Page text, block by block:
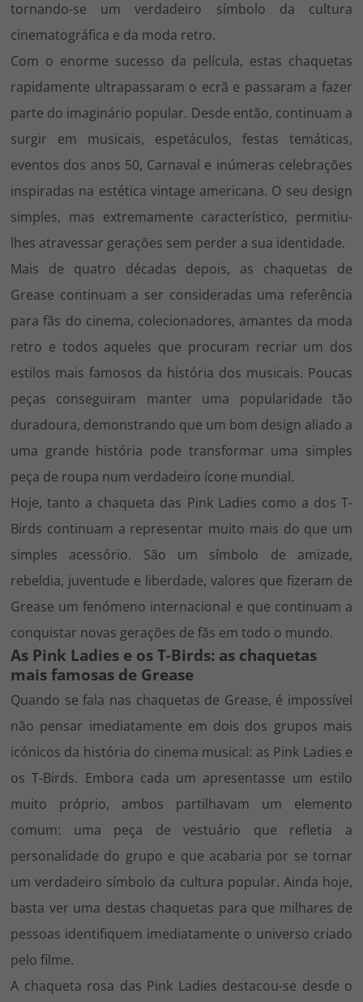
tornando-se um verdadeiro símbolo da cultura
cinematográfica e da moda retro.
Com o enorme sucesso da película, estas chaquetas
rapidamente ultrapassaram o ecrã e passaram a fazer
parte do imaginário popular. Desde então, continuam a
surgir em musicais, espetáculos, festas temáticas,
eventos dos anos 50, Carnaval e inúmeras celebrações
inspiradas na estética vintage americana. O seu design
simples, mas extremamente característico, permitiu-
lhes atravessar gerações sem perder a sua identidade.
Mais de quatro décadas depois, as chaquetas de
Grease continuam a ser consideradas uma referência
para fãs do cinema, colecionadores, amantes da moda
retro e todos aqueles que procuram recriar um dos
estilos mais famosos da história dos musicais. Poucas
peças conseguiram manter uma popularidade tão
duradoura, demonstrando que um bom design aliado a
uma grande história pode transformar uma simples
peça de roupa num verdadeiro ícone mundial.
Hoje, tanto a chaqueta das Pink Ladies como a dos T-
Birds continuam a representar muito mais do que um
simples acessório. São um símbolo de amizade,
rebeldia, juventude e liberdade, valores que fizeram de
Grease um fenómeno internacional e que continuam a
conquistar novas gerações de fãs em todo o mundo.
As Pink Ladies e os T-Birds: as chaquetas
mais famosas de Grease
Quando se fala nas chaquetas de Grease, é impossível
não pensar imediatamente em dois dos grupos mais
icónicos da história do cinema musical: as Pink Ladies e
os T-Birds. Embora cada um apresentasse um estilo
muito próprio, ambos partilhavam um elemento
comum: uma peça de vestuário que refletia a
personalidade do grupo e que acabaria por se tornar
um verdadeiro símbolo da cultura popular. Ainda hoje,
basta ver uma destas chaquetas para que milhares de
pessoas identifiquem imediatamente o universo criado
pelo filme.
A chaqueta rosa das Pink Ladies destacou-se desde o